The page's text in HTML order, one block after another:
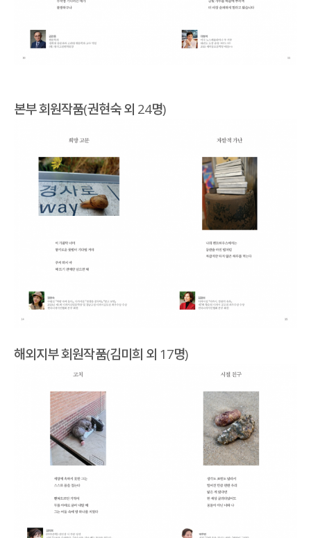
본부 회원작품(권현숙 외 24명)
해외지부 회원작품(김미희 외 17명)